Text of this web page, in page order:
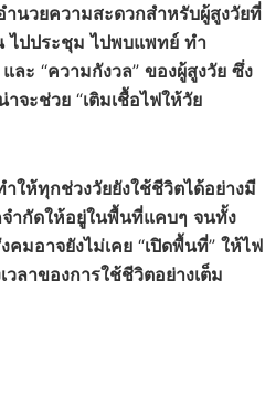
นวยความสะดวกสำหรับผู้สูงวัยที่
ไปประชุม ไปพบแพทย์ ทำ
และ “ความกังวล” ของผู้สูงวัย ซึ่ง
าจะช่วย “เติมเชื้อไฟให้วัย
ให้ทุกช่วงวัยยังใช้ชีวิตได้อย่างมี
ำกัดให้อยู่ในพื้นที่แคบๆ จนทั้ง
คมอาจยังไม่เคย “เปิดพื้นที่” ให้ไฟ
วลาของการใช้ชีวิตอย่างเต็ม